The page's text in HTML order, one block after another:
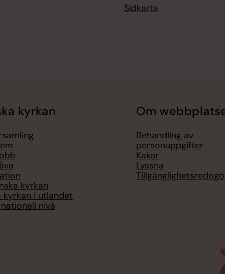
Sidkarta
kyrkan
kyrkan
kyrkan i utlandet
nivå
Om
Behandling av
personuppgifter
Kakor
Lyssna